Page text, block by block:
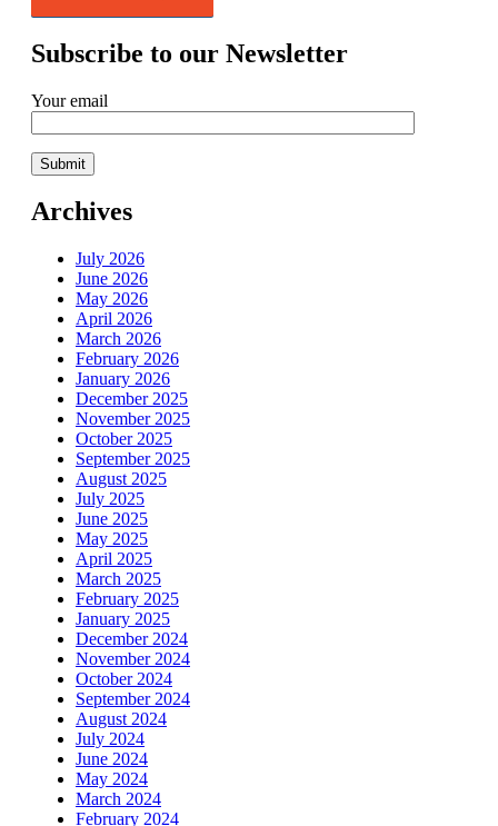
Subscribe to our Newsletter
Your email
Archives
July 2026
June 2026
May 2026
April 2026
March 2026
February 2026
January 2026
December 2025
November 2025
October 2025
September 2025
August 2025
July 2025
June 2025
May 2025
April 2025
March 2025
February 2025
January 2025
December 2024
November 2024
October 2024
September 2024
August 2024
July 2024
June 2024
May 2024
March 2024
February 2024